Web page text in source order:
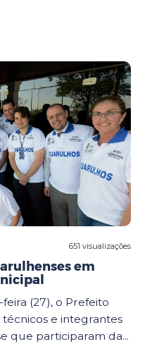
651 visualizações
em
(27), o Prefeito
e integrantes
que participaram da...